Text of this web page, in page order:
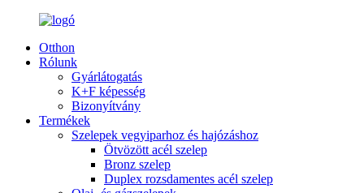
Otthon
Rólunk
Gyárlátogatás
K+F képesség
Bizonyítvány
Termékek
Szelepek vegyiparhoz és hajózáshoz
Ötvözött acél szelep
Bronz szelep
Duplex rozsdamentes acél szelep